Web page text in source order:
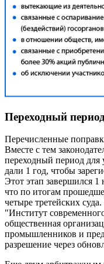
Переходный
Перечисленные
Вместе с тем
переходный период
дали 1 год, чтобы
Этот этап завершился 1
что по итогам
четыре третейских
"Институт
общественная
промышленников и
разрешение через